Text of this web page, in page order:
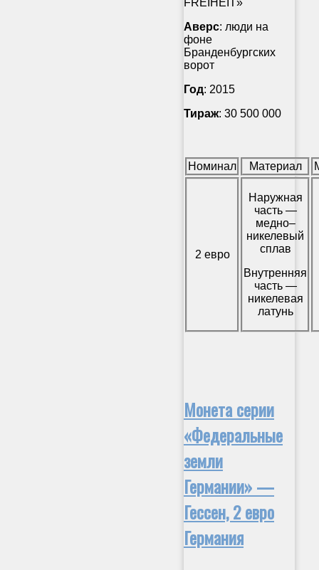
FREIHEIT»
Аверс: люди на
фоне
Бранденбургских
ворот
Год: 2015
Тираж: 30 500 000
Номинал Материал
2 евро
Наружная
часть —
медно–
никелевый
сплав
Внутренняя
часть —
никелевая
латунь
Монета серии
«Федеральные
земли
Германии» —
Гессен, 2 евро
Германия